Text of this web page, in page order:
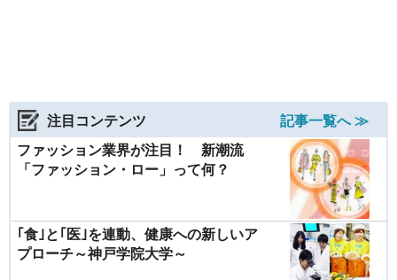
注目コンテンツ
記事一覧へ ≫
ファッション業界が注目！ 新潮流
「ファッション・ロー」って何？
｢食｣と｢医｣を連動、健康への新しいア
プローチ～神戸学院大学～